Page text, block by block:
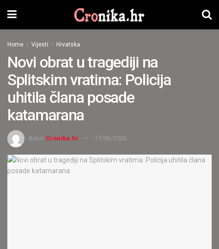
Home Vijesti Hrvatska
Novi obrat u tragediji na
Splitskim vratima: Policija
uhitila člana posade
katamarana
Autor Cronika.hr 17/06/2026